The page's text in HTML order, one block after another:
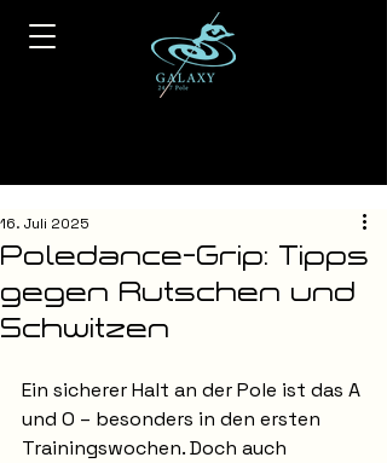
Poledance-Grip: Tipps
gegen Rutschen und
Schwitzen
16. Juli 2025
Ein sicherer Halt an der Pole ist das A
und O – besonders in den ersten
Trainingswochen. Doch auch